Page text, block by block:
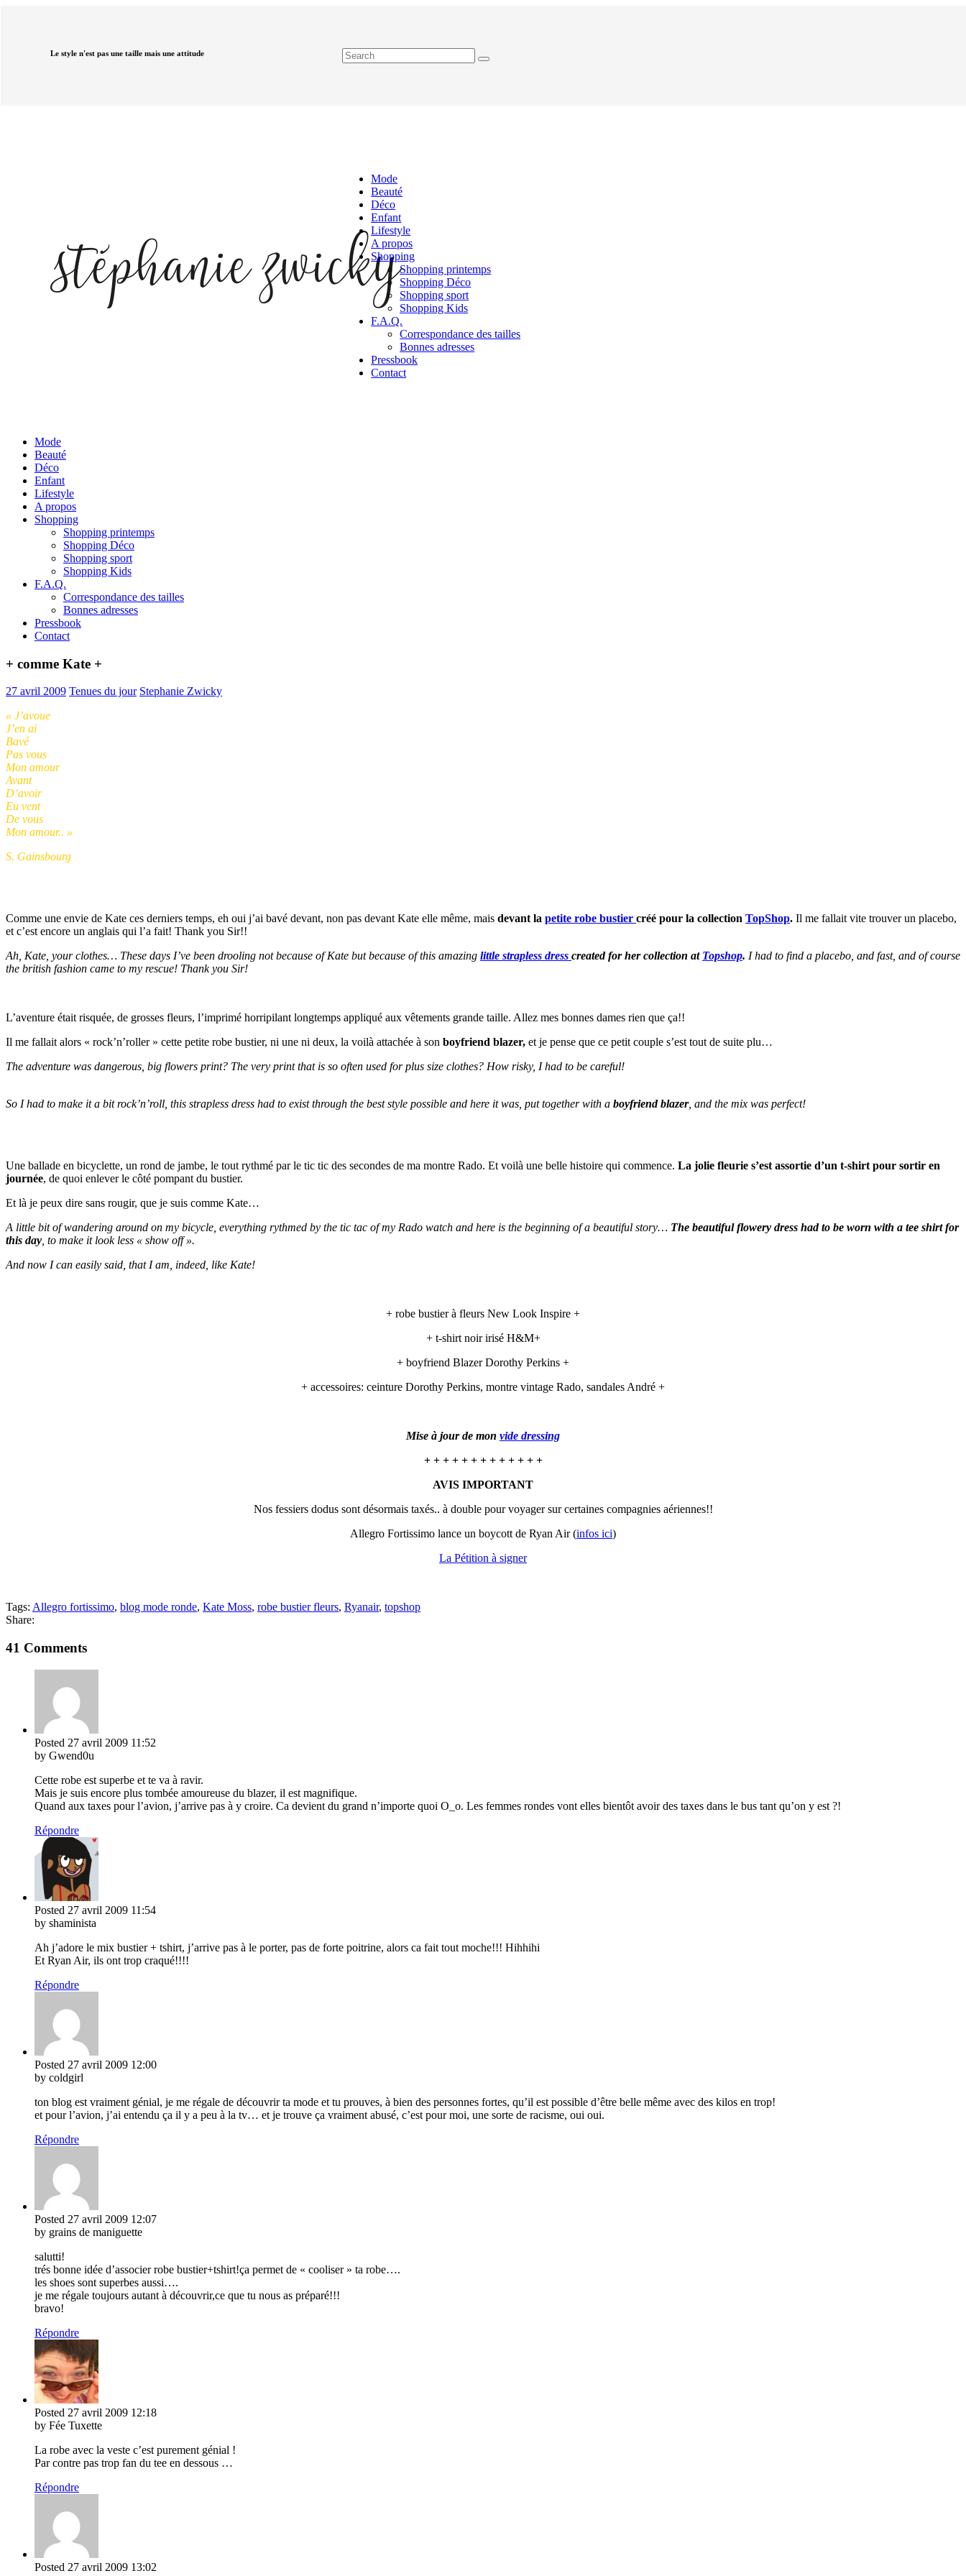
Le style n'est pas une taille mais une attitude
Mode
Beauté
Déco
Enfant
Lifestyle
A propos
Shopping
Shopping printemps
Shopping Déco
Shopping sport
Shopping Kids
F.A.Q.
Correspondance des tailles
Bonnes adresses
Pressbook
Contact
Mode
Beauté
Déco
Enfant
Lifestyle
A propos
Shopping
Shopping printemps
Shopping Déco
Shopping sport
Shopping Kids
F.A.Q.
Correspondance des tailles
Bonnes adresses
Pressbook
Contact
+ comme Kate +
27 avril 2009 Tenues du jour Stephanie Zwicky
« J’avoue
J’en ai
Bavé
Pas vous
Mon amour
Avant
D’avoir
Eu vent
De vous
Mon amour.. »
S. Gainsbourg
Comme une envie de Kate ces derniers temps, eh oui j’ai bavé devant, non pas devant Kate elle même, mais devant la petite robe bustier créé pour la collection TopShop. Il me fallait vite trouver un placebo,
et c’est encore un anglais qui l’a fait! Thank you Sir!!
Ah, Kate, your clothes… These days I’ve been drooling not because of Kate but because of this amazing little strapless dress created for her collection at Topshop. I had to find a placebo, and fast, and of course
the british fashion came to my rescue! Thank you Sir!
L’aventure était risquée, de grosses fleurs, l’imprimé horripilant longtemps appliqué aux vêtements grande taille. Allez mes bonnes dames rien que ça!!
Il me fallait alors « rock’n’roller » cette petite robe bustier, ni une ni deux, la voilà attachée à son boyfriend blazer, et je pense que ce petit couple s’est tout de suite plu…
The adventure was dangerous, big flowers print? The very print that is so often used for plus size clothes? How risky, I had to be careful!
So I had to make it a bit rock’n’roll, this strapless dress had to exist through the best style possible and here it was, put together with a boyfriend blazer, and the mix was perfect!
Une ballade en bicyclette, un rond de jambe, le tout rythmé par le tic tic des secondes de ma montre Rado. Et voilà une belle histoire qui commence. La jolie fleurie s’est assortie d’un t-shirt pour sortir en
journée, de quoi enlever le côté pompant du bustier.
Et là je peux dire sans rougir, que je suis comme Kate…
A little bit of wandering around on my bicycle, everything rythmed by the tic tac of my Rado watch and here is the beginning of a beautiful story… The beautiful flowery dress had to be worn with a tee shirt for
this day , to make it look less « show off ».
And now I can easily said, that I am, indeed, like Kate!
+ robe bustier à fleurs New Look Inspire +
+ t-shirt noir irisé H&M+
+ boyfriend Blazer Dorothy Perkins +
+ accessoires: ceinture Dorothy Perkins, montre vintage Rado, sandales André +
Mise à jour de mon vide dressing
+ + + + + + + + + + + + +
AVIS IMPORTANT
Nos fessiers dodus sont désormais taxés.. à double pour voyager sur certaines compagnies aériennes!!
Allegro Fortissimo lance un boycott de Ryan Air (infos ici)
La Pétition à signer
Tags: Allegro fortissimo, blog mode ronde, Kate Moss, robe bustier fleurs, Ryanair, topshop
Share:
41 Comments
Posted 27 avril 2009 11:52
by Gwend0u
Cette robe est superbe et te va à ravir.
Mais je suis encore plus tombée amoureuse du blazer, il est magnifique.
Quand aux taxes pour l’avion, j’arrive pas à y croire. Ca devient du grand n’importe quoi O_o. Les femmes rondes vont elles bientôt avoir des taxes dans le bus tant qu’on y est ?!
Répondre
Posted 27 avril 2009 11:54
by shaminista
Ah j’adore le mix bustier + tshirt, j’arrive pas à le porter, pas de forte poitrine, alors ca fait tout moche!!! Hihhihi
Et Ryan Air, ils ont trop craqué!!!!
Répondre
Posted 27 avril 2009 12:00
by coldgirl
ton blog est vraiment génial, je me régale de découvrir ta mode et tu prouves, à bien des personnes fortes, qu’il est possible d’être belle même avec des kilos en trop!
et pour l’avion, j’ai entendu ça il y a peu à la tv… et je trouve ça vraiment abusé, c’est pour moi, une sorte de racisme, oui oui.
Répondre
Posted 27 avril 2009 12:07
by grains de maniguette
salutti!
trés bonne idée d’associer robe bustier+tshirt!ça permet de « cooliser » ta robe….
les shoes sont superbes aussi….
je me régale toujours autant à découvrir,ce que tu nous as préparé!!!
bravo!
Répondre
Posted 27 avril 2009 12:18
by Fée Tuxette
La robe avec la veste c’est purement génial !
Par contre pas trop fan du tee en dessous …
Répondre
Posted 27 avril 2009 13:02